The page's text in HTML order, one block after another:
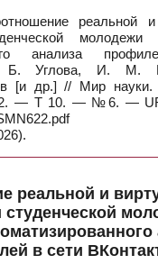
реальной и
анализа
Углова, И. М.
[и др.] // Мир науки.
— Т 10. — №6. —
реальной и
студенческой
в сети